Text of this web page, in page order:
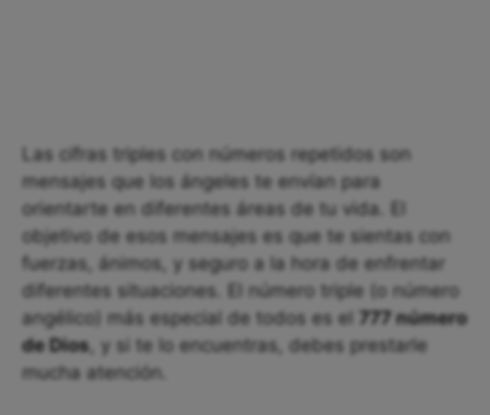
Las cifras triples con números repetidos son
mensajes que los ángeles te envían para
orientarte en diferentes áreas de tu vida. El
objetivo de esos mensajes es que te sientas con
fuerzas, ánimos, y seguro a la hora de enfrentar
diferentes situaciones. El número triple (o número
angélico) más especial de todos es el
777 número
de Dios, y si te lo encuentras, debes prestarle
mucha atención.